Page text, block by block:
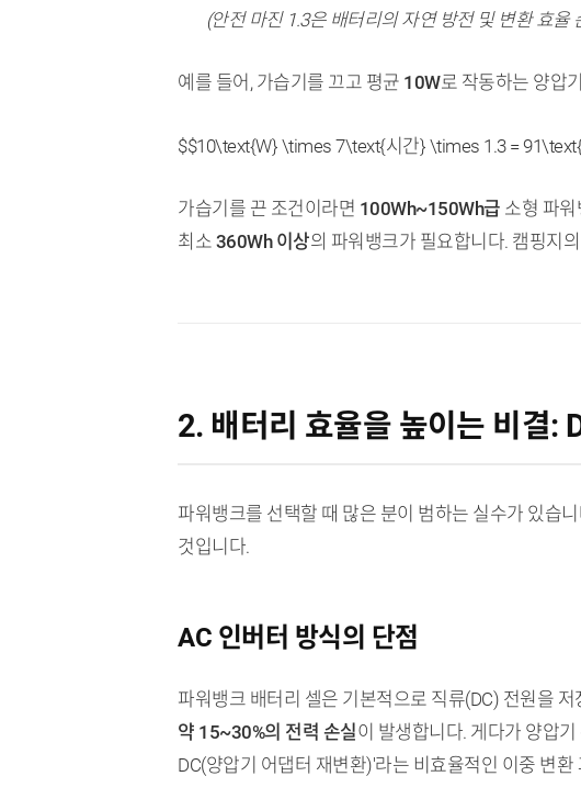
(안전 마진 1.3은 배터리의 자연 방전 및 변환 효율
예를 들어, 가습기를 끄고 평균 10W로 작동하는 양압
$$10\text{W} \times 7\text{시간} \times 1.3 =
가습기를 끈 조건이라면 100Wh~150Wh급 소형 파
최소 360Wh 이상의 파워뱅크가 필요합니다. 캠핑지
2. 배터리 효율을 높이는 비결:
파워뱅크를 선택할 때 많은 분이 범하는 실수가 있습
것입니다.
AC 인버터 방식의 단점
파워뱅크 배터리 셀은 기본적으로 직류(DC) 전원을
약 15~30%의 전력 손실이 발생합니다. 게다가 양압
DC(양압기 어댑터 재변환)'라는 비효율적인 이중 변환